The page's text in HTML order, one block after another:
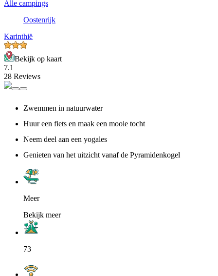
Alle campings
Oostenrijk
Karinthië
Bekijk op kaart
7.1
28 Reviews
Zwemmen in natuurwater
Huur een fiets en maak een mooie tocht
Neem deel aan een yogales
Genieten van het uitzicht vanaf de Pyramidenkogel
Meer
Bekijk meer
73